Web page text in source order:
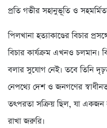
প্রতি গভীর সহানুভূতি ও
পিলখানা হত্যাকাণ্ডের বিচার
বিচার কার্যক্রম এখনও চলমান।
বলার সুযোগ নেই। তবে তিনি
নেপথ্যে দেশ ও জনগণের
তৎপরতা সক্রিয় ছিল, যা একজন
রাখা জরুরি।